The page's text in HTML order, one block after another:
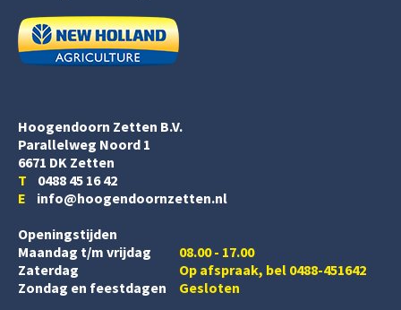
Hoogendoorn Zetten B.V.
Parallelweg Noord 1
6671 DK Zetten
T 0488 45 16 42
E info@hoogendoornzetten.nl
Openingstijden
Maandag t/m vrijdag
08.00 - 17.00
Zaterdag
Op afspraak, bel 0488-451642
Zondag en feestdagen
Gesloten